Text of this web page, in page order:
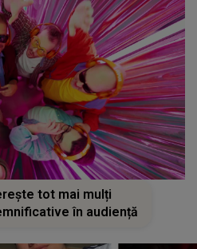
tot mai mulți
în audiență